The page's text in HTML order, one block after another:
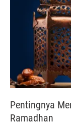
Pentingnya
Ramadhan